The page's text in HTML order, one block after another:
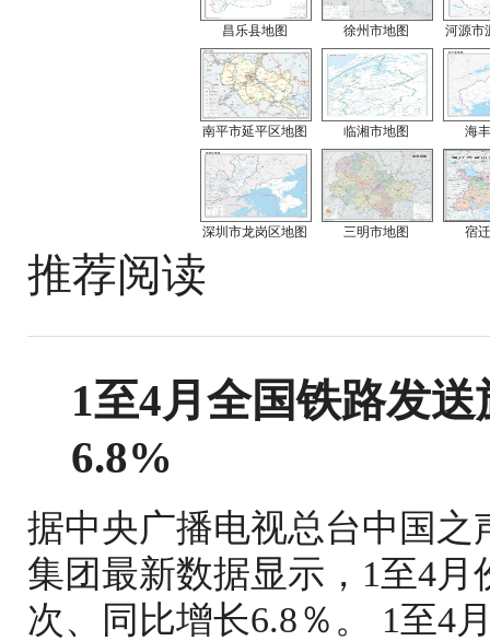
昌乐县地图 徐州市地图 河源市
南平市延平区地图 临湘市地图 海
深圳市龙岗区地图 三明市地图 宿
推荐阅读
1至4月全国铁路发
6.8%
据中央广播电视总台中国
集团最新数据显示，1至4月
次、同比增长6.8％。 1至4